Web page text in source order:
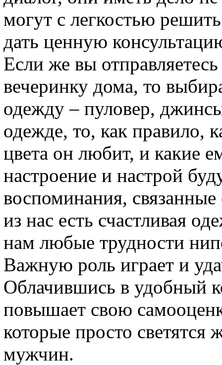
могут с легкостью
дать ценную
Если же вы
вечеринку дома, то
одежду – пуловер,
одежде, то, как правило,
цвета он любит, и какие
настроение и настрой
воспоминания,
из нас есть счастливая
нам любые трудности
Важную роль играет и
Облачившись в удобный
повышает свою
которые просто светятся
мужчин.